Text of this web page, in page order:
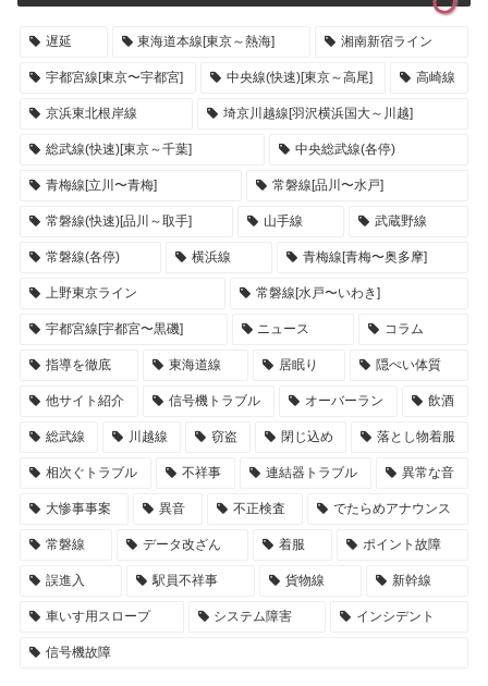
遅延 東海道本線[東京～熱海] 湘南新宿ライン
宇都宮線[東京〜宇都宮] 中央線(快速)[東京～高尾] 高崎線
京浜東北根岸線 埼京川越線[羽沢横浜国大～川越]
総武線(快速)[東京～千葉] 中央総武線(各停)
青梅線[立川〜青梅] 常磐線[品川〜水戸]
常磐線(快速)[品川～取手] 山手線 武蔵野線
常磐線(各停) 横浜線 青梅線[青梅〜奥多摩]
上野東京ライン 常磐線[水戸〜いわき]
宇都宮線[宇都宮〜黒磯] ニュース コラム
指導を徹底 東海道線 居眠り 隠ぺい体質
他サイト紹介 信号機トラブル オーバーラン 飲酒
総武線 川越線 窃盗 閉じ込め 落とし物着服
相次ぐトラブル 不祥事 連結器トラブル 異常な音
大惨事事案 異音 不正検査 でたらめアナウンス
常磐線 データ改ざん 着服 ポイント故障
誤進入 駅員不祥事 貨物線 新幹線
車いす用スロープ システム障害 インシデント
信号機故障